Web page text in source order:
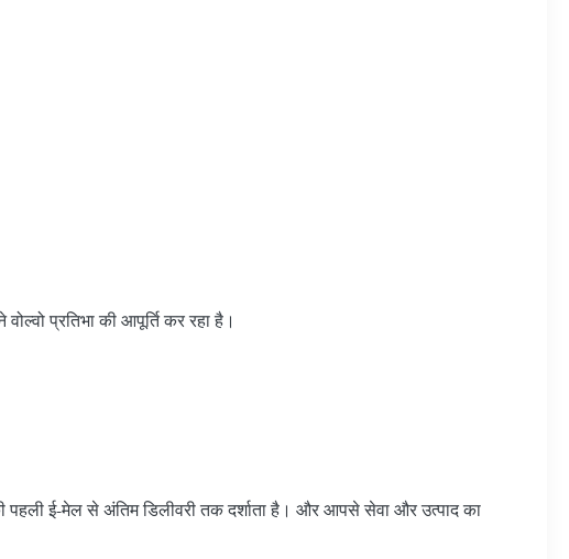
प्रतिभा की आपूर्ति कर रहा है।
पहली ई-मेल से अंतिम डिलीवरी तक दर्शाता है। और आपसे सेवा और उत्पाद का